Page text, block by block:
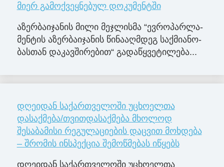
მიერ გამოქვეყნებულ დოკუმენტში
აზერ­ბა­ი­ჯა­ნის მილი მე­ჯლის­მა “ევ­რო­პარ­ლა­
მენ­ტის აზერ­ბა­ი­ჯა­ნის წი­ნა­აღ­მდეგ საქ­მი­ა­ნო­
ბას­თან და­კავ­ში­რე­ბით“ გა­და­წყვე­ტი­ლე­ბა...
დღეიდან საქართველოში უცხოელთა
დასაქმება/თვითდასაქმება მხოლოდ
შესაბამისი რეგულაციების დაცვით მოხდება
– შრომის ინსპექცია შემოწმებას იწყებს
დღეიდან საქართველოში უცხოელთა